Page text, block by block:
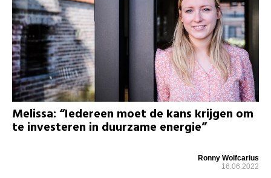
Melissa: “Iedereen moet de kans krijgen om
te investeren in duurzame energie”
Ronny Wolfcarius
16.06.2022